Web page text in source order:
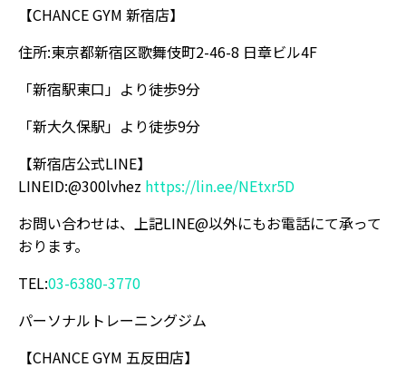
【CHANCE GYM 新宿店】
住所:東京都新宿区歌舞伎町2-46-8 日章ビル4F
「新宿駅東口」より徒歩9分
「新大久保駅」より徒歩9分
【新宿店公式LINE】
LINEID:@300lvhez https://lin.ee/NEtxr5D
お問い合わせは、上記LINE@以外にもお電話にて承って
おります。
TEL:03-6380-3770
パーソナルトレーニングジム
【CHANCE GYM 五反田店】